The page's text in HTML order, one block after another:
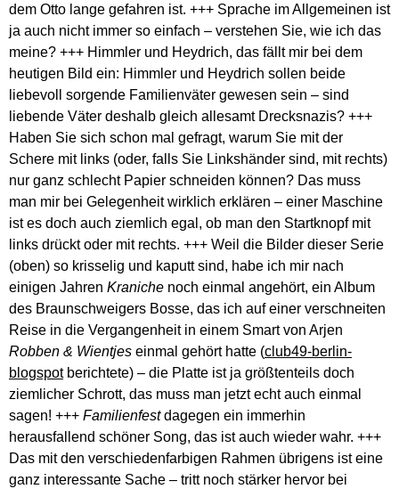
dem Otto lange gefahren ist. +++ Sprache im Allgemeinen ist
ja auch nicht immer so einfach – verstehen Sie, wie ich das
meine? +++ Himmler und Heydrich, das fällt mir bei dem
heutigen Bild ein: Himmler und Heydrich sollen beide
liebevoll sorgende Familienväter gewesen sein – sind
liebende Väter deshalb gleich allesamt Drecksnazis? +++
Haben Sie sich schon mal gefragt, warum Sie mit der
Schere mit links (oder, falls Sie Linkshänder sind, mit rechts)
nur ganz schlecht Papier schneiden können? Das muss
man mir bei Gelegenheit wirklich erklären – einer Maschine
ist es doch auch ziemlich egal, ob man den Startknopf mit
links drückt oder mit rechts. +++ Weil die Bilder dieser Serie
(oben) so krisselig und kaputt sind, habe ich mir nach
einigen Jahren Kraniche noch einmal angehört, ein Album
des Braunschweigers Bosse, das ich auf einer verschneiten
Reise in die Vergangenheit in einem Smart von Arjen
Robben & Wientjes einmal gehört hatte (club49-berlin-
blogspotberichtete) – die Platte ist ja größtenteils doch
ziemlicher Schrott, das muss man jetzt echt auch einmal
sagen! +++ Familienfestdagegen ein immerhin
herausfallend schöner Song, das ist auch wieder wahr. +++
Das mit den verschiedenfarbigen Rahmen übrigens ist eine
ganz interessante Sache – tritt noch stärker hervor bei